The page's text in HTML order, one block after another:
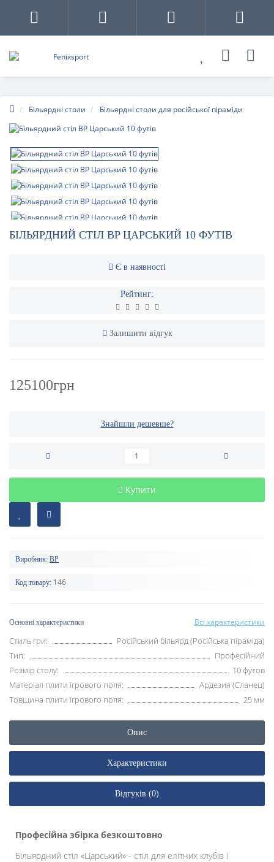
Більярдні столи Більярдні столи для російської піраміди
БІЛЬЯРДНИЙ СТІЛ BP ЦАРСЬКИЙ 10 ФУТІВ
Є в наявності
Рейтинг:
Залишити відгук
125100грн
Знайшли дешевше?
Купити
Виробник: BP
Код товару: 146
Основні характеристики Всі характеристики
Стиль гри:
Російський більярд (Російська піраміда)
Тип:
Професійний
Розмір столу:
10 футов
Матеріал плити ігрового поля:
Ардезия (Сланец)
Товщина плити ігрового поля:
25 мм
Опис
Характеристики
Відгуків (0)
Професійна збірка безкоштовно
Більярдний стіл «Царський» - стіл для елітних клубів і